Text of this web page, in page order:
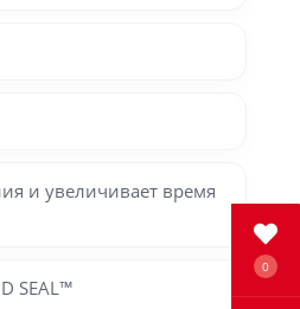
0
и увеличивает время
SEAL™